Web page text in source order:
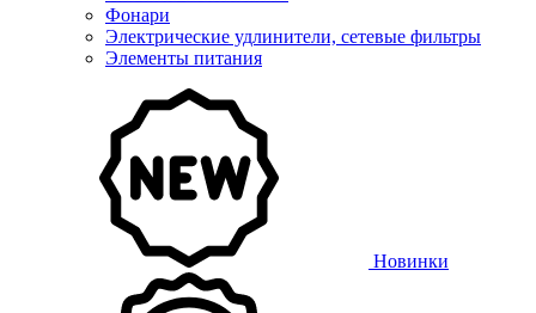
Фонари
Электрические удлинители, сетевые фильтры
Элементы питания
Новинки